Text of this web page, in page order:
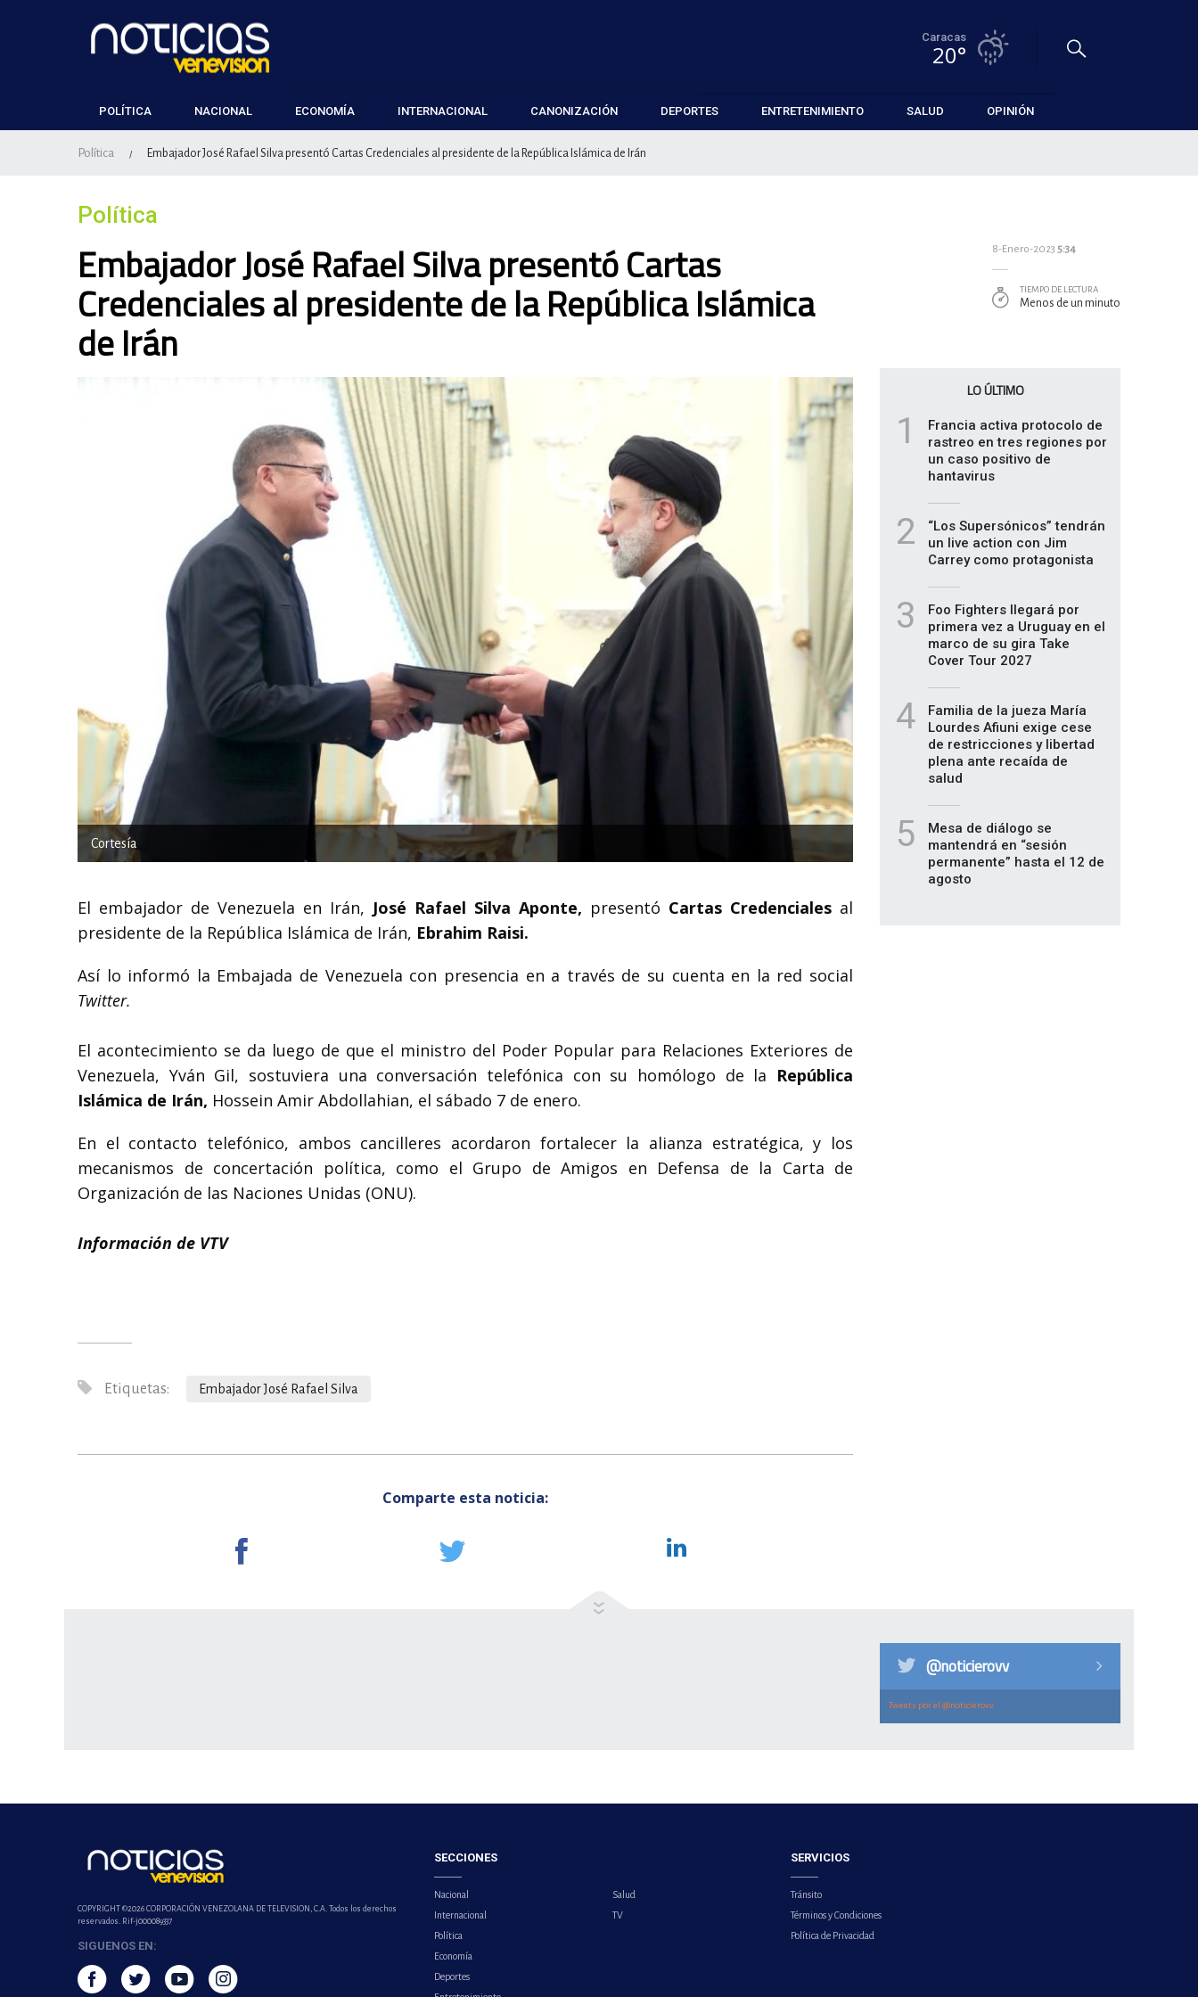
Caracas
20°
POLÍTICA NACIONAL ECONOMÍA INTERNACIONAL CANONIZACIÓN DEPORTES ENTRETENIMIENTO SALUD OPINIÓN
Política / Embajador José Rafael Silva presentó Cartas Credenciales al presidente de la República Islámica de Irán
Política
Embajador José Rafael Silva presentó Cartas
Credenciales al presidente de la República Islámica
de Irán
Cortesía
El embajador de Venezuela en Irán, José Rafael Silva Aponte, presentó Cartas Credenciales al
presidente de la República Islámica de Irán, Ebrahim Raisi.
Así lo informó la Embajada de Venezuela con presencia en a través de su cuenta en la red social
Twitter.
El acontecimiento se da luego de que el ministro del Poder Popular para Relaciones Exteriores de
Venezuela, Yván Gil, sostuviera una conversación telefónica con su homólogo de la República
Islámica de Irán, Hossein Amir Abdollahian, el sábado 7 de enero.
En el contacto telefónico, ambos cancilleres acordaron fortalecer la alianza estratégica, y los
mecanismos de concertación política, como el Grupo de Amigos en Defensa de la Carta de
Organización de las Naciones Unidas (ONU).
Información de VTV
Etiquetas: Embajador José Rafael Silva
Comparte esta noticia:
8-Enero-2023 5:34
TIEMPO DE LECTURA
Menos de un minuto
LO ÚLTIMO
1
Francia activa protocolo de
rastreo en tres regiones por
un caso positivo de
hantavirus
2
“Los Supersónicos” tendrán
un live action con Jim
Carrey como protagonista
3
Foo Fighters llegará por
primera vez a Uruguay en el
marco de su gira Take
Cover Tour 2027
4
Familia de la jueza María
Lourdes Afiuni exige cese
de restricciones y libertad
plena ante recaída de
salud
5
Mesa de diálogo se
mantendrá en “sesión
permanente” hasta el 12 de
agosto
@noticierovv
Tweets por el @noticierovv.
COPYRIGHT ©2026 CORPORACIÓN VENEZOLANA DE TELEVISION, C.A. Todos los derechos
reservados. Rif-j000089337
SIGUENOS EN:
SECCIONES
Nacional
Internacional
Política
Economía
Deportes
Salud
TV
SERVICIOS
Tránsito
Términos y Condiciones
Política de Privacidad